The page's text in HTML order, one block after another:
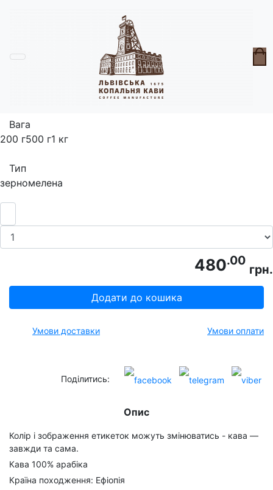
Кава Львівська
Вага
200 г500 г1 кг
Тип
зерномелена
480.00
грн.
Додати до кошика
Умови доставки Умови оплати
Поділитись:
Опис
Колір і зображення етикеток можуть змінюватись - кава —
завжди та сама.
Кава 100% арабіка
Країна походження: Ефіопія